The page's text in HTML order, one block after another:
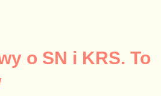
się zdarzyć, a polegającym
a następnie obejmuje prace w
Przedstawienie pierwszej
o SN i KRS. To